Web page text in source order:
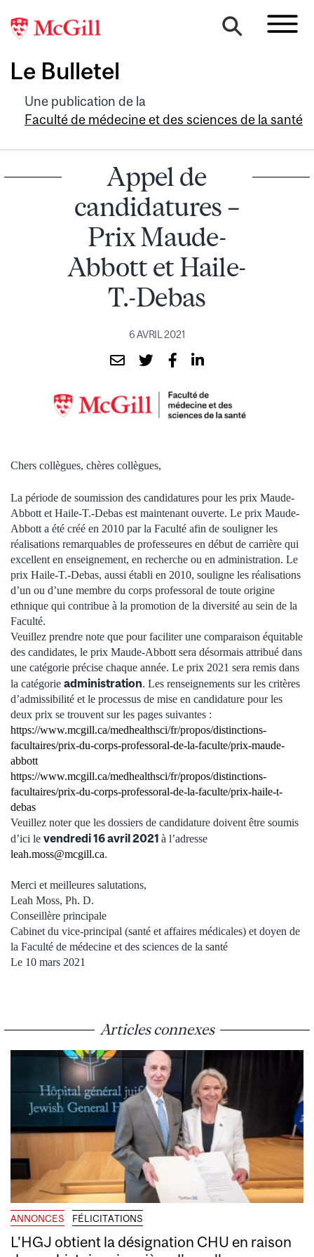
Le Bulletel
Une publication de la
Faculté de médecine et des sciences de la santé
Appel de
candidatures –
Prix Maude-
Abbott et Haile-
T.-Debas
6 AVRIL 2021
Chers collègues, chères collègues,
La période de soumission des candidatures pour les prix Maude-
Abbott et Haile-T.-Debas est maintenant ouverte. Le prix Maude-
Abbott a été créé en 2010 par la Faculté afin de souligner les
réalisations remarquables de professeures en début de carrière qui
excellent en enseignement, en recherche ou en administration. Le
prix Haile-T.-Debas, aussi établi en 2010, souligne les réalisations
d’un ou d’une membre du corps professoral de toute origine
ethnique qui contribue à la promotion de la diversité au sein de la
Faculté.
Veuillez prendre note que pour faciliter une comparaison équitable
des candidates, le prix Maude-Abbott sera désormais attribué dans
une catégorie précise chaque année. Le prix 2021 sera remis dans
la catégorie administration. Les renseignements sur les critères
d’admissibilité et le processus de mise en candidature pour les
deux prix se trouvent sur les pages suivantes :
https://www.mcgill.ca/medhealthsci/fr/propos/distinctions-
facultaires/prix-du-corps-professoral-de-la-faculte/prix-maude-
abbott
https://www.mcgill.ca/medhealthsci/fr/propos/distinctions-
facultaires/prix-du-corps-professoral-de-la-faculte/prix-haile-t-
debas
Veuillez noter que les dossiers de candidature doivent être soumis
d’ici le vendredi 16 avril 2021 à l’adresse
leah.moss@mcgill.ca.
Merci et meilleures salutations,
Leah Moss, Ph. D.
Conseillère principale
Cabinet du vice-principal (santé et affaires médicales) et doyen de
la Faculté de médecine et des sciences de la santé
Le 10 mars 2021
Articles connexes
ANNONCES FÉLICITATIONS
L’HGJ obtient la désignation CHU en raison